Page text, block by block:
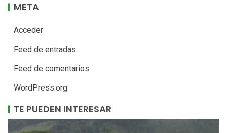
META
Acceder
Feed de entradas
Feed de comentarios
WordPress.org
TE PUEDEN INTERESAR